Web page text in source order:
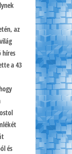
az
híres
a 43
és